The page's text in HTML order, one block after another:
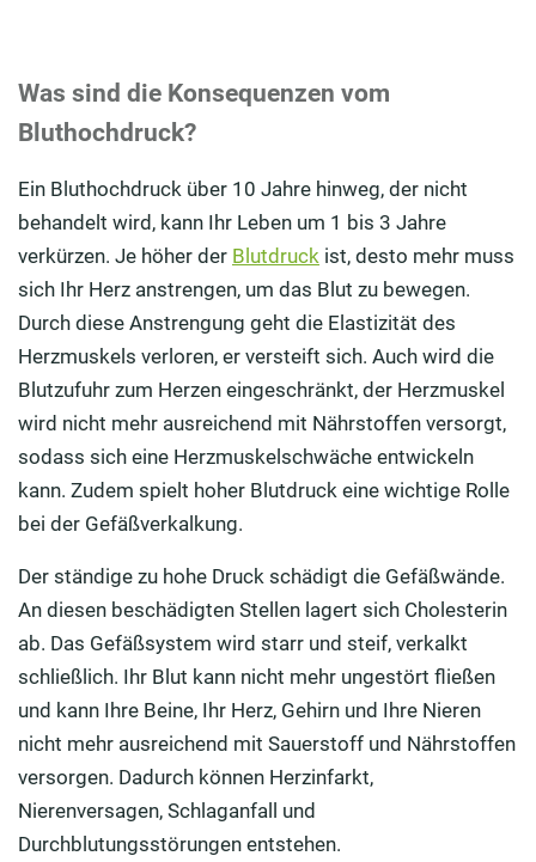
Was sind die Konsequenzen vom
Bluthochdruck?
Ein Bluthochdruck über 10 Jahre hinweg, der nicht
behandelt wird, kann Ihr Leben um 1 bis 3 Jahre
verkürzen. Je höher der Blutdruck ist, desto mehr muss
sich Ihr Herz anstrengen, um das Blut zu bewegen.
Durch diese Anstrengung geht die Elastizität des
Herzmuskels verloren, er versteift sich. Auch wird die
Blutzufuhr zum Herzen eingeschränkt, der Herzmuskel
wird nicht mehr ausreichend mit Nährstoffen versorgt,
sodass sich eine Herzmuskelschwäche entwickeln
kann. Zudem spielt hoher Blutdruck eine wichtige Rolle
bei der Gefäßverkalkung.
Der ständige zu hohe Druck schädigt die Gefäßwände.
An diesen beschädigten Stellen lagert sich Cholesterin
ab. Das Gefäßsystem wird starr und steif, verkalkt
schließlich. Ihr Blut kann nicht mehr ungestört fließen
und kann Ihre Beine, Ihr Herz, Gehirn und Ihre Nieren
nicht mehr ausreichend mit Sauerstoff und Nährstoffen
versorgen. Dadurch können Herzinfarkt,
Nierenversagen, Schlaganfall und
Durchblutungsstörungen entstehen.